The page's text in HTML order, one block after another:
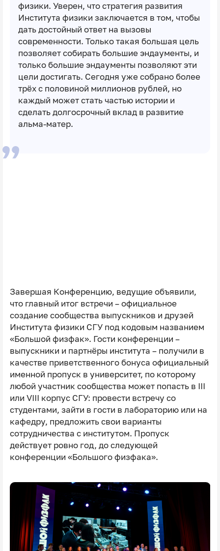
физики. Уверен, что стратегия развития
Института физики заключается в том, чтобы
дать достойный ответ на вызовы
современности. Только такая большая цель
позволяет собирать большие эндаументы, и
только большие эндаументы позволяют эти
цели достигать. Сегодня уже собрано более
трёх с половиной миллионов рублей, но
каждый может стать частью истории и
сделать долгосрочный вклад в развитие
альма-матер.
Завершая Конференцию, ведущие объявили,
что главный итог встречи – официальное
создание сообщества выпускников и друзей
Института физики СГУ под кодовым названием
«Большой физфак». Гости конференции –
выпускники и партнёры института – получили в
качестве приветственного бонуса официальный
именной пропуск в университет, по которому
любой участник сообщества может попасть в III
или VIII корпус СГУ: провести встречу со
студентами, зайти в гости в лабораторию или на
кафедру, предложить свои варианты
сотрудничества с институтом. Пропуск
действует ровно год, до следующей
конференции «Большого физфака».